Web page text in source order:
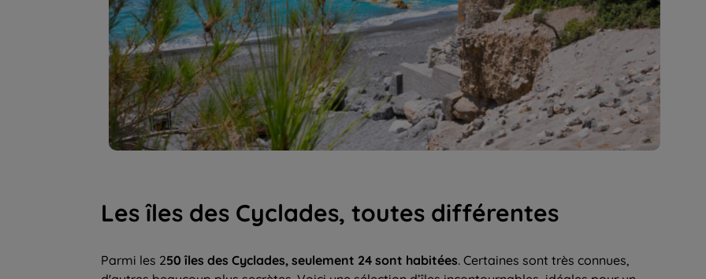
Les îles des Cyclades, toutes différentes
Parmi les 250 îles des Cyclades, seulement 24 sont habitées. Certaines sont très connues,